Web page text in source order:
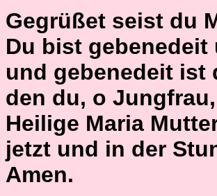
Gegrüßet seist du
Du bist gebenedeit
und gebenedeit ist
den du, o
Heilige Maria
jetzt und in der
Amen.